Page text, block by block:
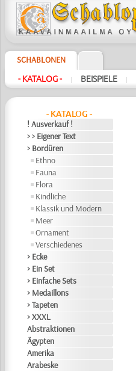
SCHABLONEN
- KATALOG - | BEISPIELE |
- KATALOG -
! Ausverkauf !
> > Eigener Text
> Bordüren
Ethno
Fauna
Flora
Kindliche
Klassik und Modern
Meer
Ornament
Verschiedenes
> Ecke
> Ein Set
> Einfache Sets
> Medaillons
> Tapeten
> XXXL
Abstraktionen
Ägypten
Amerika
Arabeske